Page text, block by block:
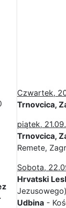
Czwartek,
Trnovcica,
piątek, 21.09.
Trnovcica,
Remete,
Sobota,
Hrvatski
Jezusowego)
Udbina -